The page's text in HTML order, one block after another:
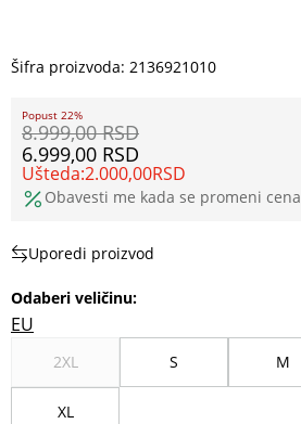
Šifra proizvoda: 2136921010
Popust 22%
8.999,00 RSD
6.999,00 RSD
Ušteda:2.000,00RSD
Obavesti me kada se promeni cena
Uporedi proizvod
Odaberi veličinu:
EU
2XL S M
XL